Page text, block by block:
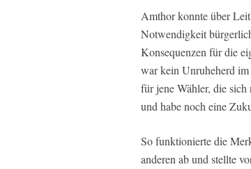
Amthor konnte über
Notwendigkeit
Konsequenzen für die
war kein Unruheherd
für jene Wähler, die
und habe noch eine
So funktionierte die
anderen ab und stellte